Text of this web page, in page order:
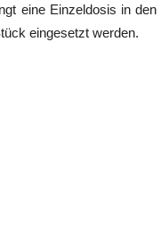
eine Einzeldosis in
eingesetzt werden.